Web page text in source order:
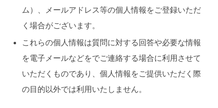
ム）、メールアドレス等の個人情報をご登録いただ
く場合がございます。
これらの個人情報は質問に対する回答や必要な情報
を電子メールなどをでご連絡する場合に利用させて
いただくものであり、個人情報をご提供いただく際
の目的以外では利用いたしません。